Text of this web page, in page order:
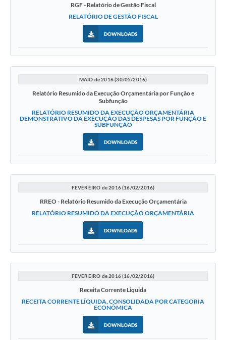
RGF - Relatório de Gestão Fiscal
RELATÓRIO DE GESTÃO FISCAL
DOWNLOADS
MAIO de 2016 (30/05/2016)
Relatório Resumido da Execução Orçamentária por Função e
Subfunção
RELATÓRIO RESUMIDO DA EXECUÇÃO ORÇAMENTÁRIA
DEMONSTRATIVO DA EXECUÇÃO DAS DESPESAS POR FUNÇÃO E
SUBFUNÇÃO
DOWNLOADS
FEVEREIRO de 2016 (16/02/2016)
RREO - Relatório Resumido da Execução Orçamentária
RELATÓRIO RESUMIDO DA EXECUÇÃO ORÇAMENTÁRIA
DOWNLOADS
FEVEREIRO de 2016 (16/02/2016)
Receita Corrente Liquida
RECEITA CORRENTE LÍQUIDA, CONSOLIDADA POR CATEGORIA
ECONÔMICA
DOWNLOADS